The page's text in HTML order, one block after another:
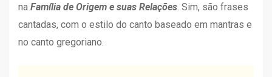
na Família de Origem e suas Relações . Sim, são frases
cantadas, com o estilo do canto baseado em mantras e
no canto gregoriano.